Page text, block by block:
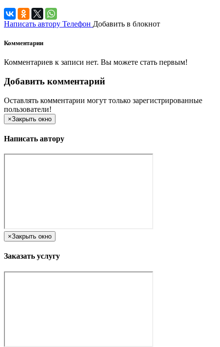
Написать автору Телефон Добавить в блокнот
Комментарии
Комментариев к записи нет. Вы можете стать первым!
Добавить комментарий
Оставлять комментарии могут только зарегистрированные
пользователи!
×Закрыть окно
Написать автору
×Закрыть окно
Заказать услугу